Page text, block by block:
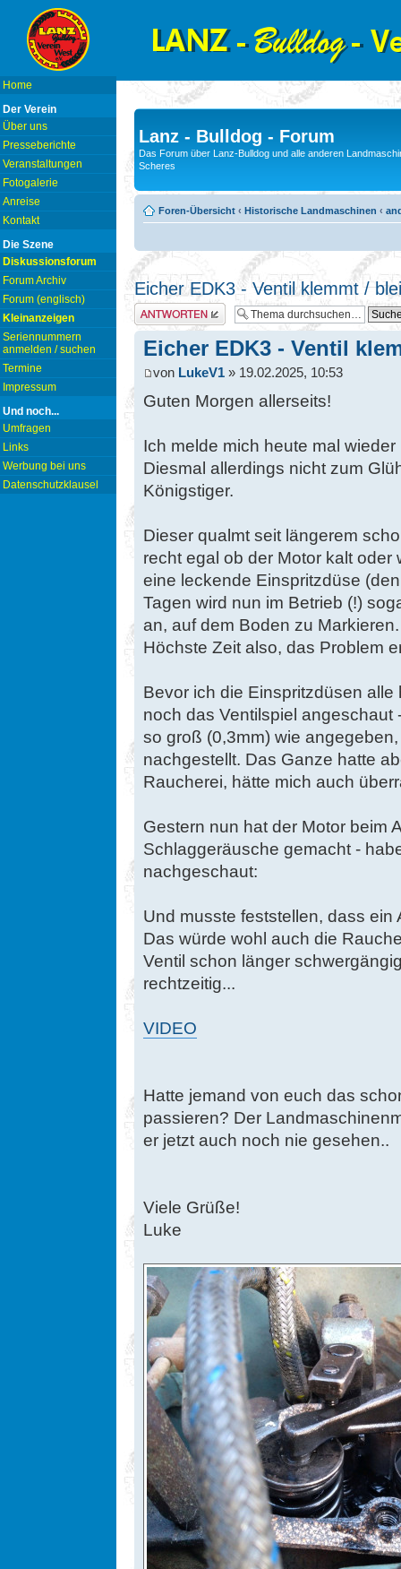
Home
Der Verein
Über uns
Presseberichte
Veranstaltungen
Fotogalerie
Anreise
Kontakt
Die Szene
Diskussionsforum
Forum Archiv
Forum (englisch)
Kleinanzeigen
Seriennummern
anmelden / suchen
Termine
Impressum
Und noch...
Umfragen
Links
Werbung bei uns
Datenschutzklausel
Lanz - Bulldog - Forum
Das Forum über Lanz-Bulldog und alle anderen
Scheres
Foren-Übersicht ‹ Historische Landmaschinen ‹
Eicher EDK3 - Ventil klemmt /
Antwort erstellen
Eicher EDK3 - Ventil
von LukeV1 » 19.02.2025, 10:53
Guten Morgen allerseits!
Ich melde mich heute mal
Diesmal allerdings nicht zum
Königstiger.
Dieser qualmt seit längerem
recht egal ob der Motor kalt
eine leckende Einspritzdüse
Tagen wird nun im Betrieb (!)
an, auf dem Boden zu Markieren.
Höchste Zeit also, das Problem
Bevor ich die Einspritzdüsen
noch das Ventilspiel
so groß (0,3mm) wie
nachgestellt. Das Ganze hatte
Raucherei, hätte mich auch
Gestern nun hat der Motor beim
Schlaggeräusche gemacht -
nachgeschaut:
Und musste feststellen, dass
Das würde wohl auch die
Ventil schon länger
rechtzeitig...
VIDEO
Hatte jemand von euch das
passieren? Der
er jetzt auch noch nie gesehen..
Viele Grüße!
Luke